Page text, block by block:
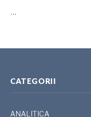
…
CATEGORII
ANALITICA